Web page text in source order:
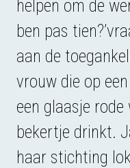
helpen om de
ben pas
aan de
vrouw die op
een glaasje
bekertje drinkt.
haar stichting